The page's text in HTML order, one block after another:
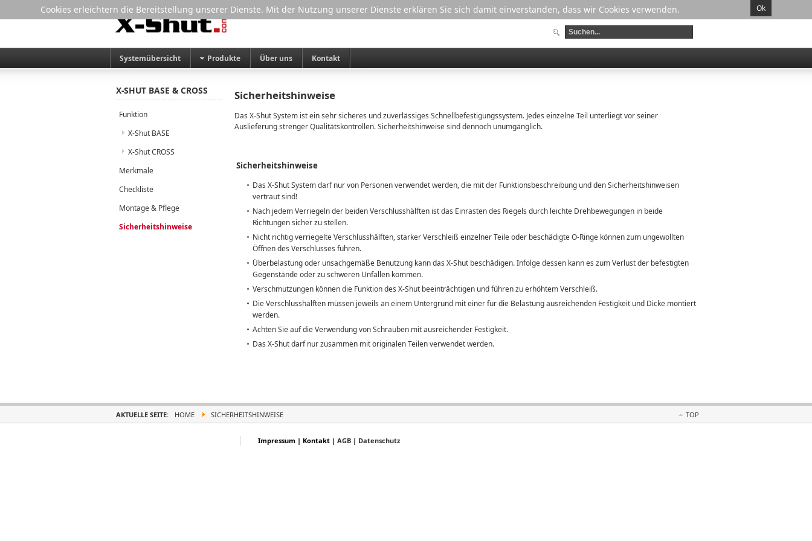
Systemübersicht Produkte Über uns Kontakt
Sicherheitshinweise
Das X-Shut System ist ein sehr sicheres und zuverlässiges Schnellbefestigungssystem. Jedes einzelne Teil unterliegt vor seiner
Auslieferung strenger Qualitätskontrollen. Sicherheitshinweise sind dennoch unumgänglich.
Sicherheitshinweise
Das X-Shut System darf nur von Personen verwendet werden, die mit der Funktionsbeschreibung und den Sicherheitshinweisen
vertraut sind!
Nach jedem Verriegeln der beiden Verschlusshälften ist das Einrasten des Riegels durch leichte Drehbewegungen in beide
Richtungen sicher zu stellen.
Nicht richtig verriegelte Verschlusshälften, starker Verschleiß einzelner Teile oder beschädigte O-Ringe können zum ungewollten
Öffnen des Verschlusses führen.
Überbelastung oder unsachgemäße Benutzung kann das X-Shut beschädigen. Infolge dessen kann es zum Verlust der befestigten
Gegenstände oder zu schweren Unfällen kommen.
Verschmutzungen können die Funktion des X-Shut beeinträchtigen und führen zu erhöhtem Verschleiß.
Die Verschlusshälften müssen jeweils an einem Untergrund mit einer für die Belastung ausreichenden Festigkeit und Dicke montiert
werden.
Achten Sie auf die Verwendung von Schrauben mit ausreichender Festigkeit.
Das X-Shut darf nur zusammen mit originalen Teilen verwendet werden.
X-SHUT BASE & CROSS
Funktion
X-Shut BASE
X-Shut CROSS
Merkmale
Checkliste
Montage & Pflege
Sicherheitshinweise
AKTUELLE SEITE: HOME SICHERHEITSHINWEISE TOP
Impressum | Kontakt | AGB | Datenschutz
Cookies erleichtern die Bereitstellung unserer Dienste. Mit der Nutzung unserer Dienste erklären Sie sich damit einverstanden, dass wir Cookies verwenden. Ok